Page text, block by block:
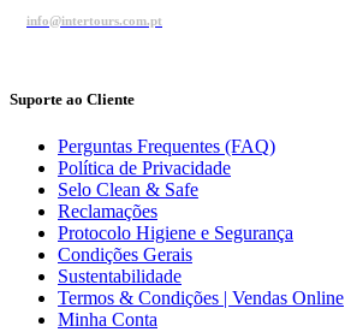
info@intertours.com.pt
Suporte ao Cliente
Perguntas Frequentes (FAQ)
Política de Privacidade
Selo Clean & Safe
Reclamações
Protocolo Higiene e Segurança
Condições Gerais
Sustentabilidade
Termos & Condições | Vendas Online
Minha Conta